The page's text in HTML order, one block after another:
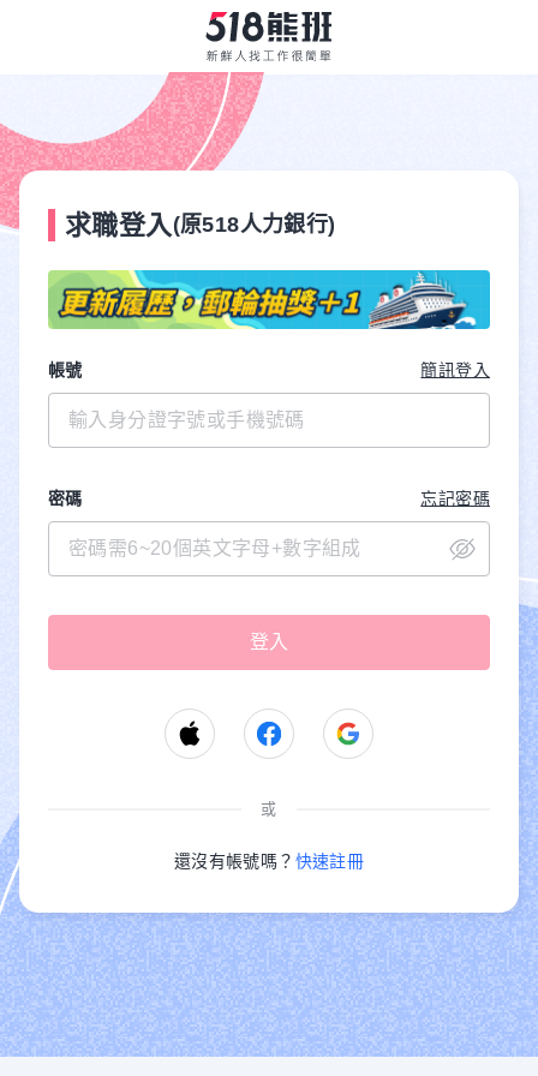
求職登入 (原518人力銀行)
帳號 簡訊登入
密碼 忘記密碼
或
還沒有帳號嗎？ 快速註冊